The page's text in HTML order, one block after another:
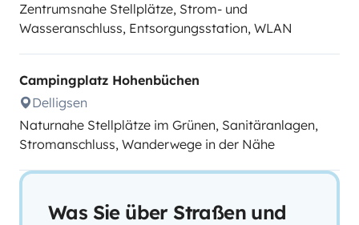
Zentrumsnahe Stellplätze, Strom- und
Wasseranschluss, Entsorgungsstation, WLAN
Campingplatz Hohenbüchen
Delligsen
Naturnahe Stellplätze im Grünen, Sanitäranlagen,
Stromanschluss, Wanderwege in der Nähe
Was Sie über Straßen und